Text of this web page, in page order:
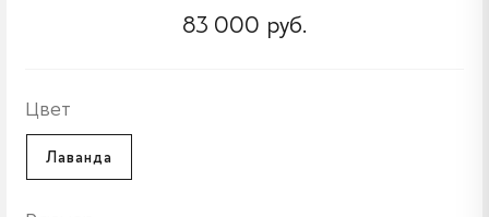
83 000 руб.
Цвет
Лаванда